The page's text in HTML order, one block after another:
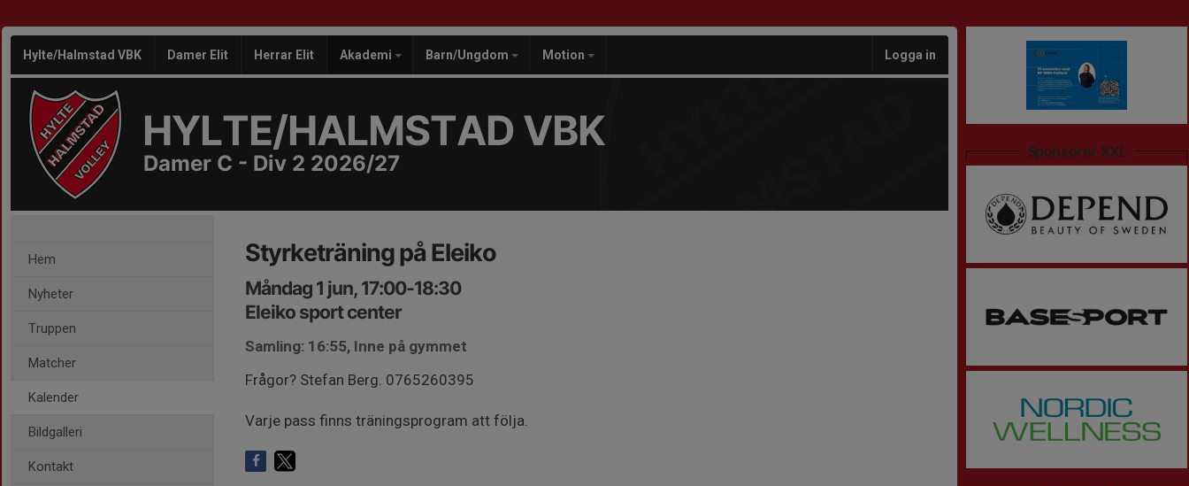
Hylte/Halmstad VBK Damer Elit Herrar Elit Akademi Barn/Ungdom Motion Logga in
HYLTE/HALMSTAD VBK
Damer C - Div 2 2026/27
Hem
Nyheter
Truppen
Matcher
Kalender
Bildgalleri
Kontakt
Styrketräning på Eleiko
Måndag 1 jun, 17:00-18:30
Eleiko sport center
Samling: 16:55, Inne på gymmet
Frågor? Stefan Berg. 0765260395
Varje pass finns träningsprogram att följa.
Sponsorer XXL